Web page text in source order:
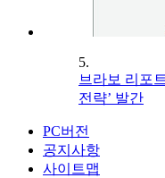
5.
브라보 리포
전략’ 발간
PC버전
공지사항
사이트맵